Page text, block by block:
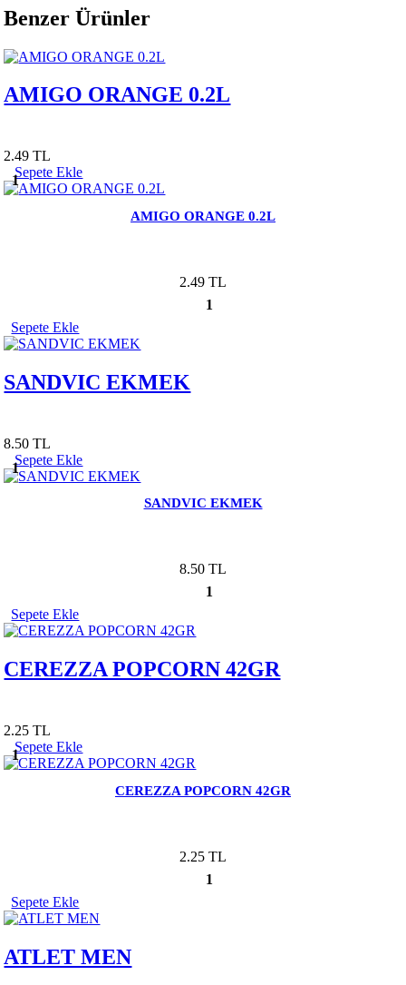
Benzer Ürünler
AMIGO ORANGE 0.2L
2.49 TL
1
Sepete Ekle
AMIGO ORANGE 0.2L
2.49 TL
1
Sepete Ekle
SANDVIC EKMEK
8.50 TL
1
Sepete Ekle
SANDVIC EKMEK
8.50 TL
1
Sepete Ekle
CEREZZA POPCORN 42GR
2.25 TL
1
Sepete Ekle
CEREZZA POPCORN 42GR
2.25 TL
1
Sepete Ekle
ATLET MEN